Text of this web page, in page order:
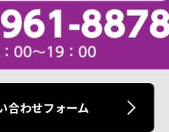
合わせフォーム